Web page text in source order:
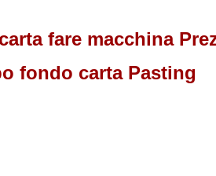
fare macchina
fondo carta Pasting